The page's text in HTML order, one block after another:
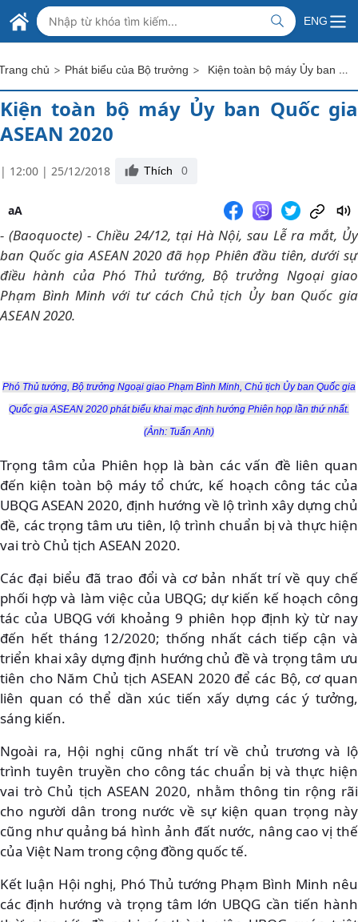
Skip to Main Content
BỘ NGOẠI GIAO VIỆT NAM
MINISTRY OF FOREIGN AFFAIRS
ENG
chủ > Phát biểu của Bộ trưởng > Kiện toàn bộ máy Ủy ban Quốc gia ASEAN 2020
Kiện toàn bộ máy Ủy ban Quốc gia
ASEAN 2020
| 12:00 | 25/12/2018 Thích 0
aA
- (Baoquocte) - Chiều 24/12, tại Hà Nội, sau Lễ ra mắt, Ủy
ban Quốc gia ASEAN 2020 đã họp Phiên đầu tiên, dưới sự
điều hành của Phó Thủ tướng, Bộ trưởng Ngoại giao
Phạm Bình Minh với tư cách Chủ tịch Ủy ban Quốc gia
ASEAN 2020.
Phó Thủ tướng, Bộ trưởng Ngoại giao Phạm Bình Minh, Chủ tịch Ủy ban Quốc gia
Quốc gia ASEAN 2020 phát biểu khai mạc định hướng Phiên họp lần thứ nhất.
(Ảnh: Tuấn Anh)
Trọng tâm của Phiên họp là bàn các vấn đề liên quan
đến kiện toàn bộ máy tổ chức, kế hoạch công tác của
UBQG ASEAN 2020, định hướng về lộ trình xây dựng chủ
đề, các trọng tâm ưu tiên, lộ trình chuẩn bị và thực hiện
vai trò Chủ tịch ASEAN 2020.
Các đại biểu đã trao đổi và cơ bản nhất trí về quy chế
phối hợp và làm việc của UBQG; dự kiến kế hoạch công
tác của UBQG với khoảng 9 phiên họp định kỳ từ nay
đến hết tháng 12/2020; thống nhất cách tiếp cận và
triển khai xây dựng định hướng chủ đề và trọng tâm ưu
tiên cho Năm Chủ tịch ASEAN 2020 để các Bộ, cơ quan
liên quan có thể dần xúc tiến xấy dựng các ý tưởng,
sáng kiến.
Ngoài ra, Hội nghị cũng nhất trí về chủ trương và lộ
trình tuyên truyền cho công tác chuẩn bị và thực hiện
vai trò Chủ tịch ASEAN 2020, nhằm thông tin rộng rãi
cho người dân trong nước về sự kiện quan trọng này
cũng như quảng bá hình ảnh đất nước, nâng cao vị thế
của Việt Nam trong cộng đồng quốc tế.
Kết luận Hội nghị, Phó Thủ tướng Phạm Bình Minh nêu
các định hướng và trọng tâm lớn UBQG cần tiến hành